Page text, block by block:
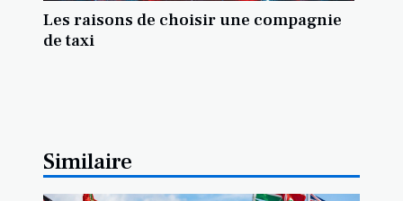
Les raisons de choisir une compagnie
de taxi
Similaire